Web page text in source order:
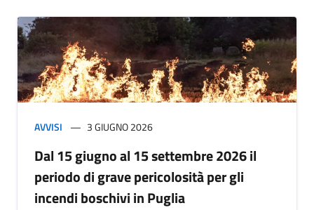
AVVISI 3 GIUGNO 2026
Dal 15 giugno al 15 settembre 2026 il
periodo di grave pericolosità per gli
incendi boschivi in Puglia